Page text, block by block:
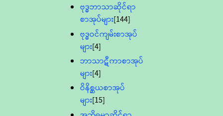
ဗုဒ္ဓဘာသာဆိုင်ရာ
စာအုပ်များ[144]
ဗုဒ္ဓဝင်ကျမ်းစာအုပ်
များ[4]
ဘာသာဋီကာစာအုပ်
များ[4]
ဝိနိစ္ဆယစာအုပ်
များ[15]